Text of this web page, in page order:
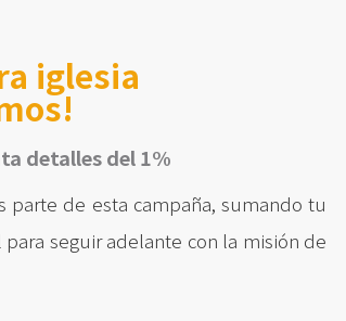
iglesia
detalles del 1%
de esta campaña, sumando tu
seguir adelante con la misión de